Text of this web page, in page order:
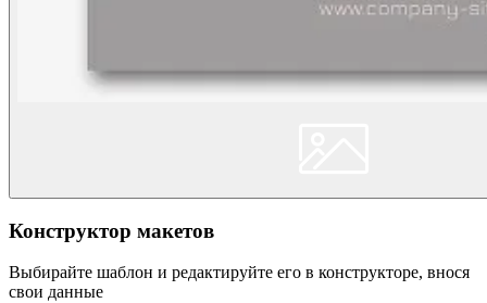
Конструктор макетов
Выбирайте шаблон и редактируйте его в конструкторе, внося
свои данные